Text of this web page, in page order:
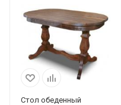
Стол обеденный